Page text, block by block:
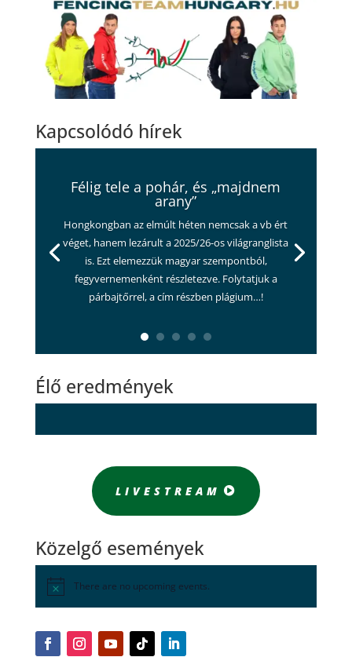
Kapcsolódó hírek
Félig tele a pohár, és „majdnem
arany”
Hongkongban az elmúlt héten nemcsak a vb ért
véget, hanem lezárult a 2025/26-os világranglista
is. Ezt elemezzük magyar szempontból,
fegyvernemenként részletezve. Folytatjuk a
párbajtőrrel, a cím részben plágium…!
Élő eredmények
LIVESTREAM
Közelgő események
There are no upcoming events.